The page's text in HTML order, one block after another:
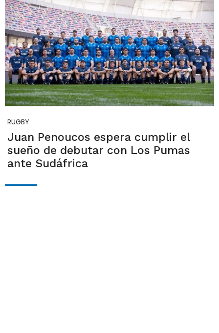
RUGBY
Juan Penoucos espera cumplir el
sueño de debutar con Los Pumas
ante Sudáfrica